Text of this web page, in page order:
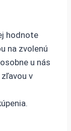
hodnote
na zvolenú
u nás
v